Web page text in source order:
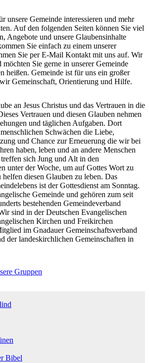
unsere Gemeinde interessieren und mehr
Auf den folgenden Seiten können Sie viel
Angebote und unsere Glaubensinhalte
Sie einfach zu einem unserer
Sie per E-Mail Kontakt mit uns auf. Wir
möchten Sie gerne in unserer Gemeinde
heißen. Gemeinde ist für uns ein großer
Gemeinschaft, Orientierung und Hilfe.
an Jesus Christus und das Vertrauen in die
Vertrauen und diesen Glauben nehmen
und täglichen Aufgaben. Dort
Schwächen die Liebe,
und Chance zur Erneuerung die wir bei
haben, leben und an andere Menschen
sich Jung und Alt in den
unter der Woche, um auf Gottes Wort zu
diesen Glauben zu leben. Das
ist der Gottesdienst am Sonntag.
Gemeinde und gehören zum seit
bestehenden Gemeindeverband
sind in der Deutschen Evangelischen
Kirchen und Freikirchen
im Gnadauer Gemeinschaftsverband
der landeskirchlichen Gemeinschaften in
Gruppen